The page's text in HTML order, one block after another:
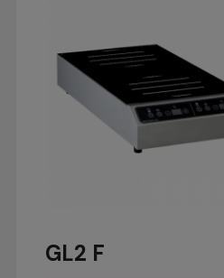
GL2 F